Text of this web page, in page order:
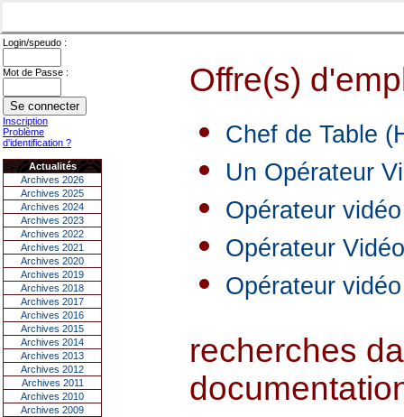
Login/speudo :
Mot de Passe :
Inscription
Problème
d'identification ?
Actualités
Archives 2026
Archives 2025
Archives 2024
Archives 2023
Archives 2022
Archives 2021
Archives 2020
Archives 2019
Archives 2018
Archives 2017
Archives 2016
Archives 2015
Archives 2014
Archives 2013
Archives 2012
Archives 2011
Archives 2010
Archives 2009
Offre(s)
Chef de Table
Un Opérateur
Opérateur vidéo
Opérateur
Opérateur
recherches